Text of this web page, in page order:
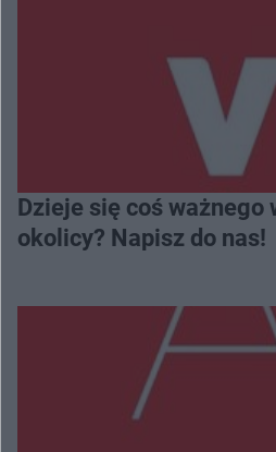
Dzieje się coś ważnego
okolicy? Napisz do nas!
Więcej